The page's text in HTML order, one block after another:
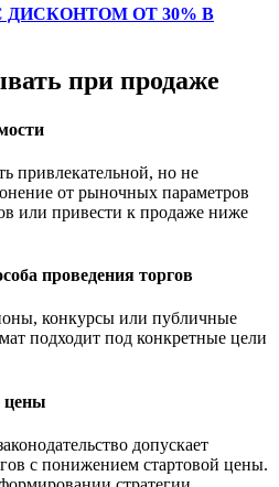
ОТ 30% В
при продаже
привлекательной, но не
от рыночных параметров
или привести к продаже ниже
проведения торгов
конкурсы или публичные
подходит под конкретные цели
цены
допускает
с понижением стартовой цены.